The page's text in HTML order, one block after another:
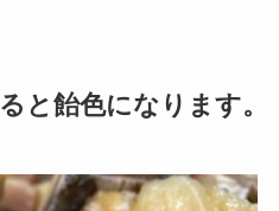
と飴色になります。